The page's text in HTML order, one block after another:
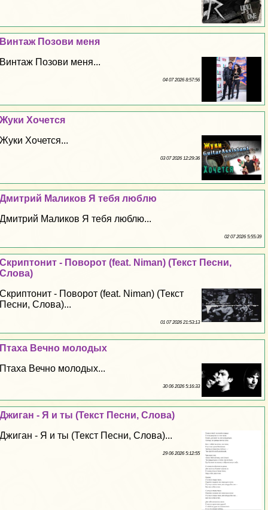
Винтаж Позови меня
Винтаж Позови меня...
04 07 2026 8:57:56
Жуки Хочется
Жуки Хочется...
03 07 2026 12:29:36
Дмитрий Маликов Я тебя люблю
Дмитрий Маликов Я тебя люблю...
02 07 2026 5:55:39
Скриптонит - Поворот (feat. Niman) (Текст Песни,
Слова)
Скриптонит - Поворот (feat. Niman) (Текст
Песни, Слова)...
01 07 2026 21:53:13
Птаха Вечно молодых
Птаха Вечно молодых...
30 06 2026 5:16:33
Джиган - Я и ты (Текст Песни, Слова)
Джиган - Я и ты (Текст Песни, Слова)...
29 06 2026 5:12:55